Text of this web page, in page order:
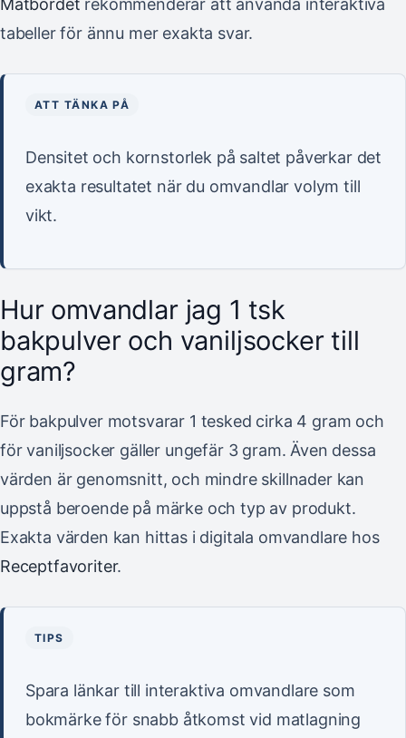
Matbordet rekommenderar att använda interaktiva
tabeller för ännu mer exakta svar.
ATT TÄNKA PÅ
Densitet och kornstorlek på saltet påverkar det
exakta resultatet när du omvandlar volym till
vikt.
Hur omvandlar jag 1 tsk
bakpulver och vaniljsocker till
gram?
För bakpulver motsvarar 1 tesked cirka 4 gram och
för vaniljsocker gäller ungefär 3 gram. Även dessa
värden är genomsnitt, och mindre skillnader kan
uppstå beroende på märke och typ av produkt.
Exakta värden kan hittas i digitala omvandlare hos
Receptfavoriter.
TIPS
Spara länkar till interaktiva omvandlare som
bokmärke för snabb åtkomst vid matlagning